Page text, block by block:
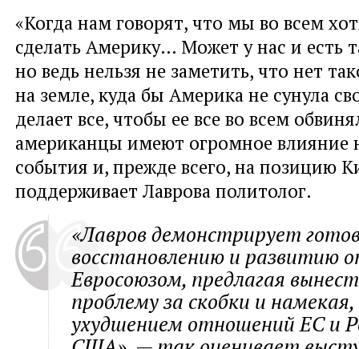
«Когда нам говорят, что мы во всем
сделать Америку… Может у нас и есть
но ведь нельзя не заметить, что нет
на земле, куда бы Америка не сунула
делает все, чтобы ее все во всем
американцы имеют огромное влияние
события и, прежде всего, на позицию
поддерживает Лаврова политолог.
«Лавров демонстрирует
восстановлению и развитию
Евросоюзом, предлагая
проблему за скобки и
ухудшением отношений ЕС и